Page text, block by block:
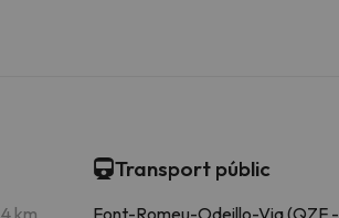
km
Transport públic
Font-Romeu-Odeillo-Via (QZF -